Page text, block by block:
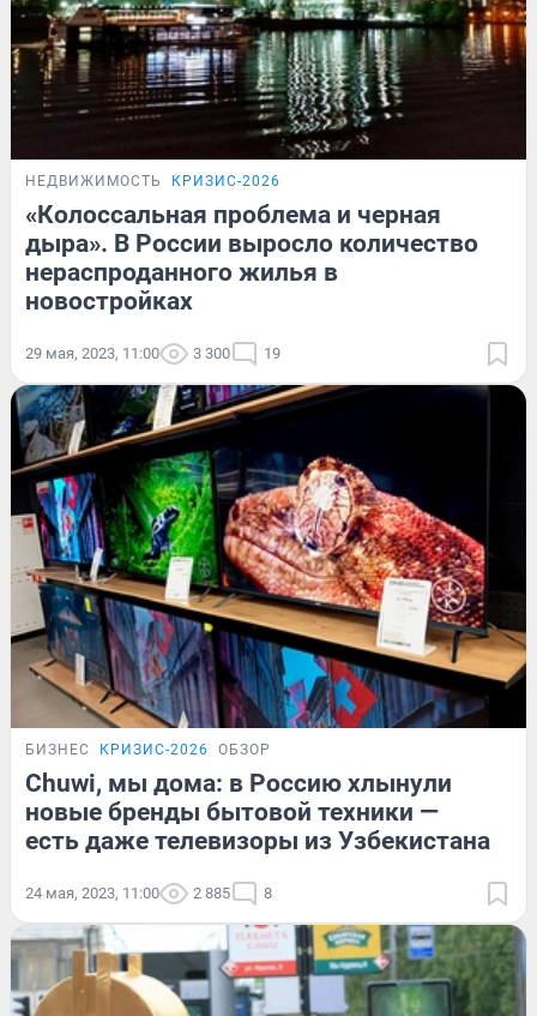
НЕДВИЖИМОСТЬ КРИЗИС-2026
«Колоссальная проблема и черная
дыра». В России выросло количество
нераспроданного жилья в
новостройках
29 мая, 2023, 11:00 3 300 19
БИЗНЕС КРИЗИС-2026 ОБЗОР
Chuwi, мы дома: в Россию хлынули
новые бренды бытовой техники —
есть даже телевизоры из Узбекистана
24 мая, 2023, 11:00 2 885 8